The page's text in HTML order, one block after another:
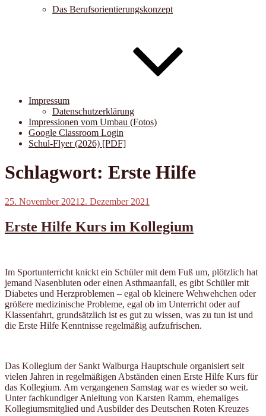
Das Berufsorientierungskonzept
Impressum
Datenschutzerklärung
Impressionen vom Umbau (Fotos)
Google Classroom Login
Schul-Flyer (2026) [PDF]
Schlagwort: Erste Hilfe
Veröffentlicht
25. November 2021 2. Dezember 2021
Erste Hilfe Kurs im Kollegium
Im Sportunterricht knickt ein Schüler mit dem Fuß um, plötzlich hat
jemand Nasenbluten oder einen Asthmaanfall, es gibt Schüler mit
Diabetes und Herzproblemen – egal ob kleinere Wehwehchen oder
größere medizinische Probleme, egal ob im Unterricht oder auf
Klassenfahrt, grundsätzlich ist es gut zu wissen, was zu tun ist und
die Erste Hilfe Kenntnisse regelmäßig aufzufrischen.
Das Kollegium der Sankt Walburga Hauptschule organisiert seit
vielen Jahren in regelmäßigen Abständen einen Erste Hilfe Kurs für
das Kollegium. Am vergangenen Samstag war es wieder so weit.
Unter fachkundiger Anleitung von Karsten Ramm, ehemaliges
Kollegiumsmitglied und Ausbilder des Deutschen Roten Kreuzes